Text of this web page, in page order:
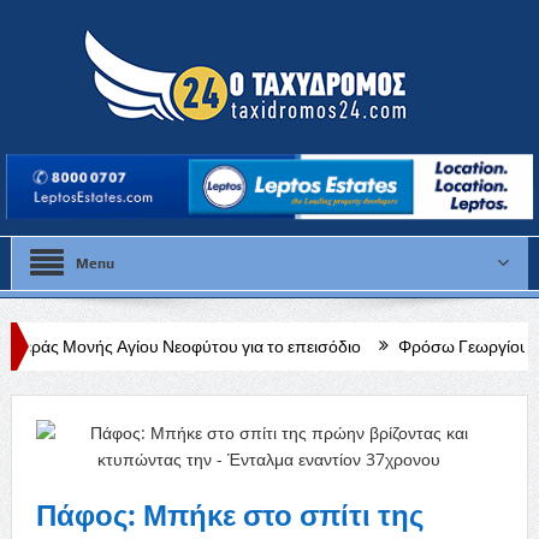
Menu
Νεοφύτου για το επεισόδιο Φρόσω Γεωργίου: «Διαρκής,
Πάφος: Μπήκε στο σπίτι της